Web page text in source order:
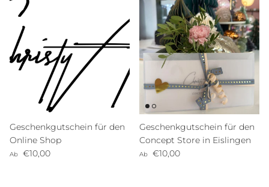
Geschenkgutschein für den
Online Shop
Ab €10,00
Geschenkgutschein für den
Concept Store in Eislingen
Ab €10,00